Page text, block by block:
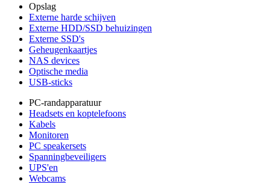
Opslag
Externe harde schijven
Externe HDD/SSD behuizingen
Externe SSD's
Geheugenkaartjes
NAS devices
Optische media
USB-sticks
PC-randapparatuur
Headsets en koptelefoons
Kabels
Monitoren
PC speakersets
Spanningbeveiligers
UPS'en
Webcams